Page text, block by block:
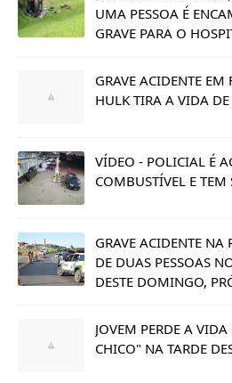
UMA PESSOA É
GRAVE PARA O
GRAVE ACIDENTE EM
HULK TIRA A VIDA DE
VÍDEO - POLICIAL É
COMBUSTÍVEL E
GRAVE ACIDENTE
DE DUAS PESSOAS
DESTE DOMINGO,
JOVEM PERDE A
CHICO" NA TARDE